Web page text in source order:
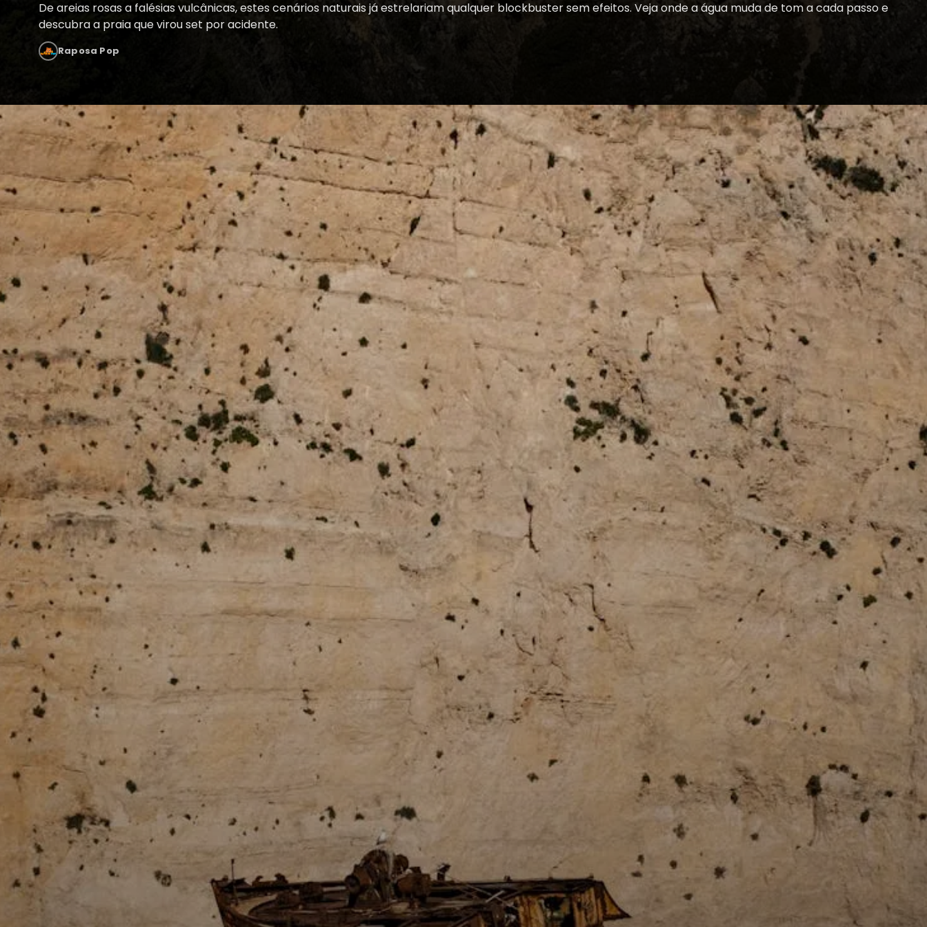
De areias rosas a falésias vulcânicas, estes cenários naturais já estrelariam qualquer blockbuster sem efeitos. Veja onde a água muda de tom a cada passo e
descubra a praia que virou set por acidente.
Raposa Pop